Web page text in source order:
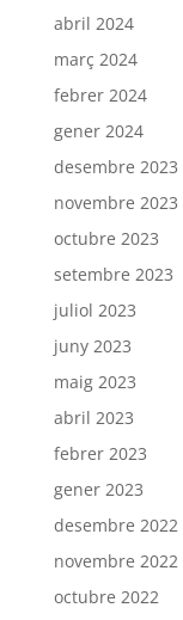
abril 2024
març 2024
febrer 2024
gener 2024
desembre 2023
novembre 2023
octubre 2023
setembre 2023
juliol 2023
juny 2023
maig 2023
abril 2023
febrer 2023
gener 2023
desembre 2022
novembre 2022
octubre 2022